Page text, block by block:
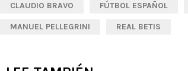
CLAUDIO BRAVO FÚTBOL ESPAÑOL
MANUEL PELLEGRINI REAL BETIS